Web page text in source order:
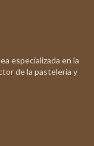
especializada en la
de la pastelería y